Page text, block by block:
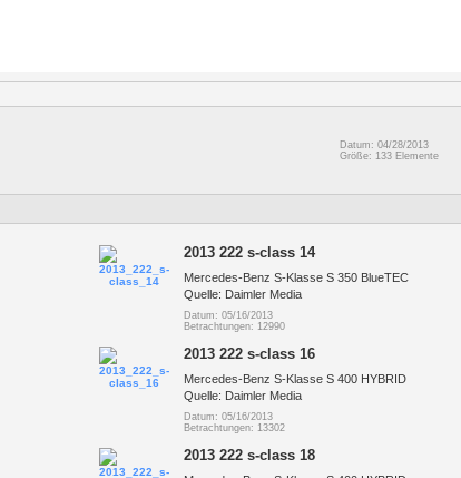
Datum: 04/28/2013
Größe: 133 Elemente
2013 222 s-class 14
Mercedes-Benz S-Klasse S 350 BlueTEC
Quelle: Daimler Media
Datum: 05/16/2013
Betrachtungen: 12990
2013 222 s-class 16
Mercedes-Benz S-Klasse S 400 HYBRID
Quelle: Daimler Media
Datum: 05/16/2013
Betrachtungen: 13302
2013 222 s-class 18